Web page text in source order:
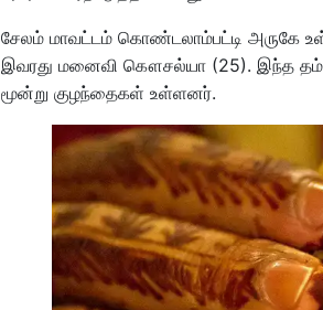
சேலம் மாவட்டம் கொண்டலாம்பட்டி அருகே
இவரது மனைவி கௌசல்யா (25). இந்த
மூன்று குழந்தைகள் உள்ளனர்.